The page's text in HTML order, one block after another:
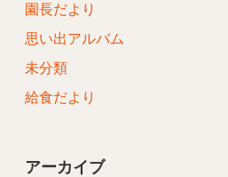
園長だより
思い出アルバム
未分類
給食だより
アーカイブ